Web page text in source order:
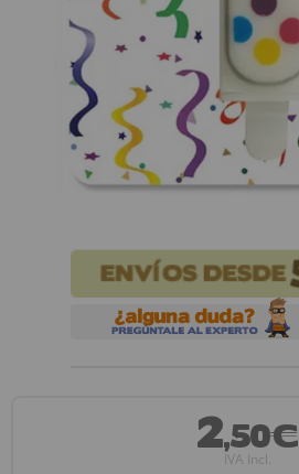
2,50€
IVA Incl.